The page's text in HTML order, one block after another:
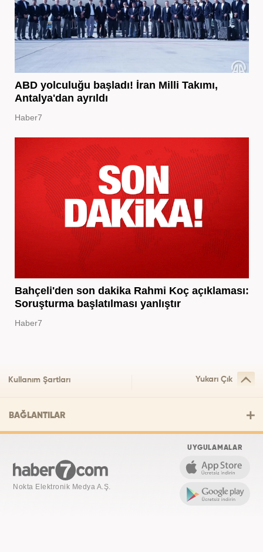
ABD yolculuğu başladı! İran Milli Takımı,
Antalya'dan ayrıldı
Haber7
Bahçeli'den son dakika Rahmi Koç açıklaması:
Soruşturma başlatılması yanlıştır
Haber7
Kullanım Şartları Yukarı Çık
BAĞLANTILAR
Nokta Elektronik Medya A.Ş.
UYGULAMALAR